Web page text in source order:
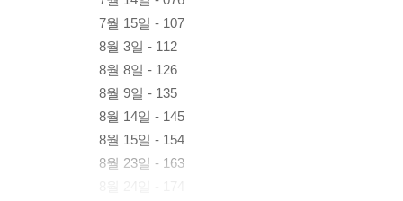
7월 15일 - 107
8월 3일 - 112
8월 8일 - 126
8월 9일 - 135
8월 14일 - 145
8월 15일 - 154
8월 23일 - 163